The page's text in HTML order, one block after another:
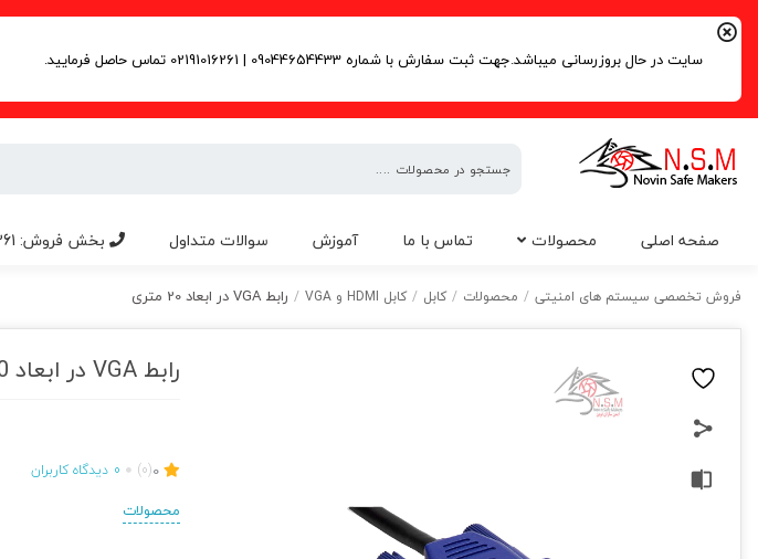
سایت در حال بروزرسانی میباشد.جهت ثبت سفارش با شماره 09044654433 | 02191016261 تماس حاصل فرمایید.
تخصصی
های
امنیتی
صفحه اصلی محصولات تماس با ما آموزش سوالات متداول بخش فروش: 02191016261
فروش تخصصی سیستم های امنیتی / محصولات / کابل / کابل HDMI و VGA / رابط VGA در ابعاد 20 متری
رابط VGA در ابعاد 20 متری
0
(0)
0 دیدگاه کاربران
محصولات